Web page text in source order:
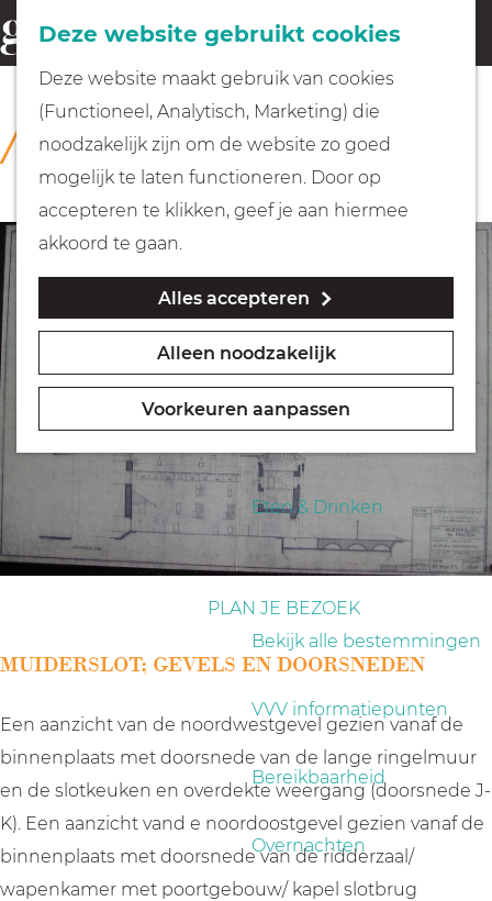
Deze website gebruikt cookies
Deze website maakt gebruik van cookies
(Functioneel, Analytisch, Marketing) die
noodzakelijk zijn om de website zo goed
mogelijk te laten functioneren. Door op
accepteren te klikken, geef je aan hiermee
akkoord te gaan.
Alles accepteren
Alleen noodzakelijk
Voorkeuren aanpassen
G
a
d
e
h
o
a
e
Fietsen
Wandelen
Geocachen
Naar het museum
Eten & Drinken
PLAN JE BEZOEK
Bekijk alle bestemmingen
VVV informatiepunten
Bereikbaarheid
Overnachten
o
e
k
e
n
COLLECTIE
Rijksmuseum Muiderslot
MUIDERSLOT; GEVELS EN DOORSNEDEN
Een aanzicht van de noordwestgevel gezien vanaf de
binnenplaats met doorsnede van de lange ringelmuur
en de slotkeuken en overdekte weergang (doorsnede J-
K). Een aanzicht vand e noordoostgevel gezien vanaf de
binnenplaats met doorsnede van de ridderzaal/
wapenkamer met poortgebouw/ kapel slotbrug